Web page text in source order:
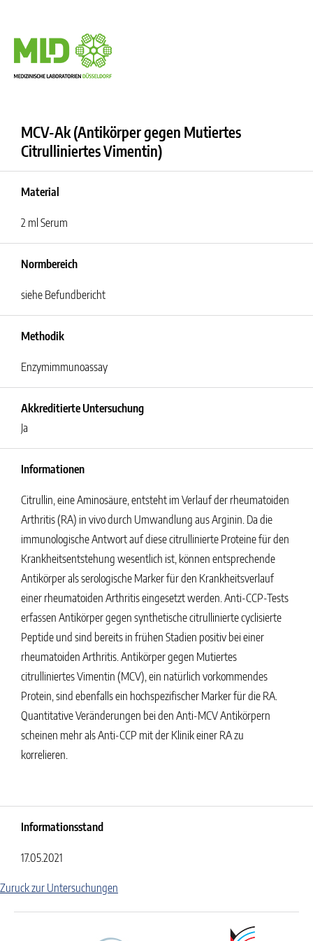
MCV-Ak (Antikörper gegen Mutiertes
Citrulliniertes Vimentin)
Material
2 ml Serum
Normbereich
siehe Befundbericht
Methodik
Enzymimmunoassay
Akkreditierte Untersuchung
Ja
Informationen
Citrullin, eine Aminosäure, entsteht im Verlauf der rheumatoiden
Arthritis (RA) in vivo durch Umwandlung aus Arginin. Da die
immunologische Antwort auf diese citrullinierte Proteine für den
Krankheitsentstehung wesentlich ist, können entsprechende
Antikörper als serologische Marker für den Krankheitsverlauf
einer rheumatoiden Arthritis eingesetzt werden. Anti-CCP-Tests
erfassen Antikörper gegen synthetische citrullinierte cyclisierte
Peptide und sind bereits in frühen Stadien positiv bei einer
rheumatoiden Arthritis. Antikörper gegen Mutiertes
citrulliniertes Vimentin (MCV), ein natürlich vorkommendes
Protein, sind ebenfalls ein hochspezifischer Marker für die RA.
Quantitative Veränderungen bei den Anti-MCV Antikörpern
scheinen mehr als Anti-CCP mit der Klinik einer RA zu
korrelieren.
Informationsstand
17.05.2021
Zuruck zur Untersuchungen